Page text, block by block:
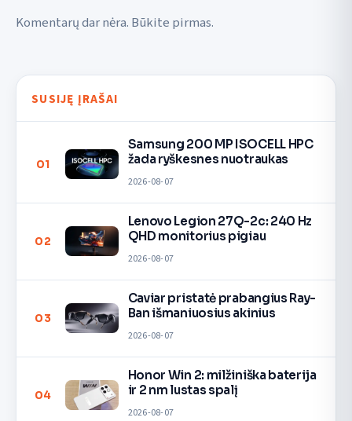
Komentarų dar nėra. Būkite pirmas.
SUSIJĘ ĮRAŠAI
01
Samsung 200 MP ISOCELL HPC
žada ryškesnes nuotraukas
2026-08-07
02
Lenovo Legion 27Q-2c: 240 Hz
QHD monitorius pigiau
2026-08-07
03
Caviar pristatė prabangius Ray-
Ban išmaniuosius akinius
2026-08-07
04
Honor Win 2: milžiniška baterija
ir 2 nm lustas spalį
2026-08-07